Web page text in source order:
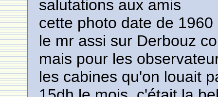
salutations aux amis
cette photo date de 1960
le mr assi sur Derbouz
mais pour les
les cabines qu'on louait